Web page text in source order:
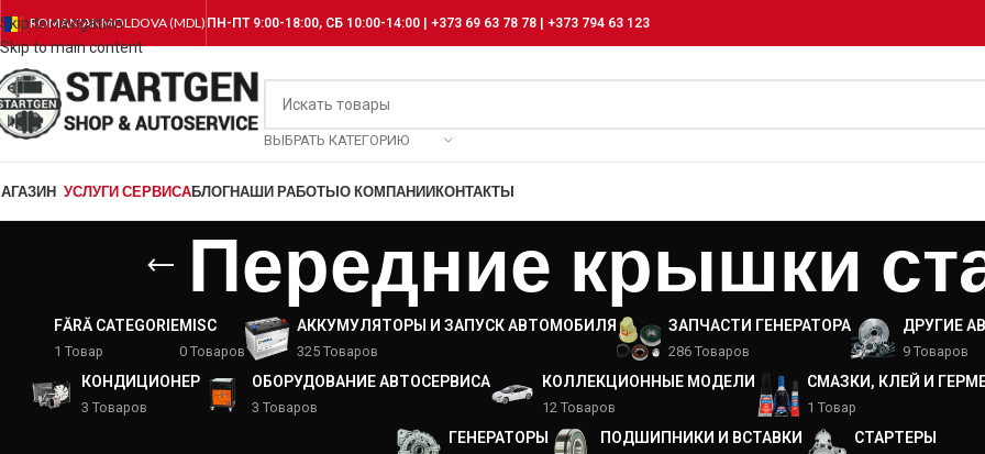
Skip to navigation
Skip to main content
ROMANIANMOLDOVA (MDL) ПН-ПТ 9:00-18:00, СБ 10:00-14:00 | +373 69 63 78 78 | +373 794 63 123
ВЫБРАТЬ КАТЕГОРИЮ
УСЛУГИ СЕРВИСАБЛОГНАШИ РАБОТЫО КОМПАНИИКОНТАКТЫ
Передние крышки
FĂRĂ CATEGORIE
1 Товар
MISC
0 Товаров
АККУМУЛЯТОРЫ И ЗАПУСК АВТОМОБИЛЯ
325 Товаров
ЗАПЧАСТИ ГЕНЕРАТОРА
286 Товаров
ДРУГИЕ
9 Товаров
КОНДИЦИОНЕР
3 Товаров
ОБОРУДОВАНИЕ АВТОСЕРВИСА
3 Товаров
КОЛЛЕКЦИОННЫЕ МОДЕЛИ
12 Товаров
СМАЗКИ, КЛЕЙ И
1 Товар
ГЕНЕРАТОРЫ ПОДШИПНИКИ И ВСТАВКИ СТАРТЕРЫ